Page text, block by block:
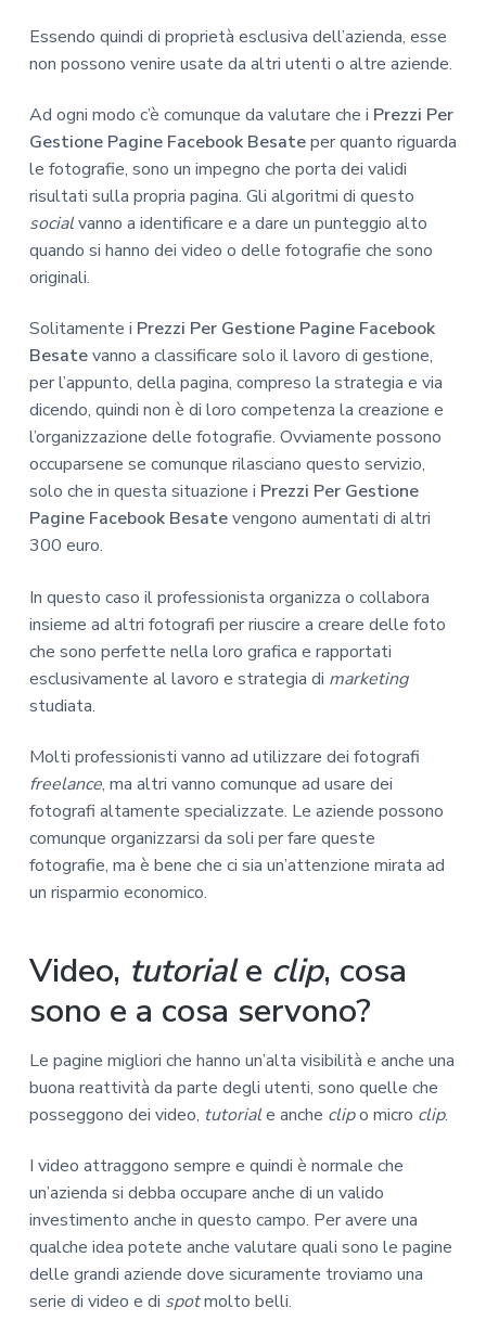
Essendo quindi di proprietà esclusiva dell’azienda, esse
non possono venire usate da altri utenti o altre aziende.
Ad ogni modo c’è comunque da valutare che i Prezzi Per
Gestione Pagine Facebook Besateper quanto riguarda
le fotografie, sono un impegno che porta dei validi
risultati sulla propria pagina. Gli algoritmi di questo
socialvanno a identificare e a dare un punteggio alto
quando si hanno dei video o delle fotografie che sono
originali.
Solitamente i Prezzi Per Gestione Pagine Facebook
Besatevanno a classificare solo il lavoro di gestione,
per l’appunto, della pagina, compreso la strategia e via
dicendo, quindi non è di loro competenza la creazione e
l’organizzazione delle fotografie. Ovviamente possono
occuparsene se comunque rilasciano questo servizio,
solo che in questa situazione i Prezzi Per Gestione
Pagine Facebook Besatevengono aumentati di altri
300 euro.
In questo caso il professionista organizza o collabora
insieme ad altri fotografi per riuscire a creare delle foto
che sono perfette nella loro grafica e rapportati
esclusivamente al lavoro e strategia di marketing
studiata.
Molti professionisti vanno ad utilizzare dei fotografi
freelance, ma altri vanno comunque ad usare dei
fotografi altamente specializzate. Le aziende possono
comunque organizzarsi da soli per fare queste
fotografie, ma è bene che ci sia un’attenzione mirata ad
un risparmio economico.
Video, tutoriale clip, cosa
sono e a cosa servono?
Le pagine migliori che hanno un’alta visibilità e anche una
buona reattività da parte degli utenti, sono quelle che
posseggono dei video, tutoriale anche clipo micro clip.
I video attraggono sempre e quindi è normale che
un’azienda si debba occupare anche di un valido
investimento anche in questo campo. Per avere una
qualche idea potete anche valutare quali sono le pagine
delle grandi aziende dove sicuramente troviamo una
serie di video e di spotmolto belli.